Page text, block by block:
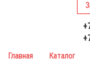
у
Главная Каталог